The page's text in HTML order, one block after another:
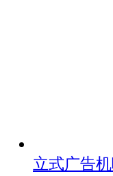
立式广告